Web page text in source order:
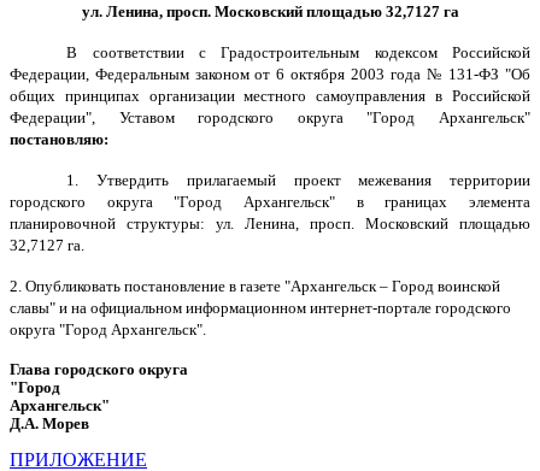
ул. Ленина, просп. Московский площадью 32,7127 га
В соответствии с Градостроительным кодексом Российской
Федерации, Федеральным законом от 6 октября 2003 года № 131-ФЗ "Об
общих принципах организации местного самоуправления в Российской
Федерации", Уставом городского округа "Город Архангельск"
постановляю:
1. Утвердить прилагаемый проект межевания территории
городского округа "Город Архангельск" в границах элемента
планировочной структуры: ул. Ленина, просп. Московский площадью
32,7127 га.
2. Опубликовать постановление в газете "Архангельск – Город воинской
славы" и на официальном информационном интернет-портале городского
округа "Город Архангельск".
Глава городского округа
"Город
Архангельск"
Д.А. Морев
ПРИЛОЖЕНИЕ